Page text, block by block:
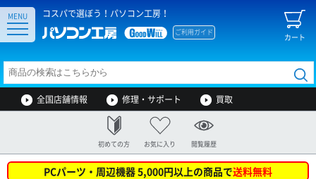
コスパで選ぼう！パソコン工房！
カート
ご利用ガイド
MENU
全国店舗情報 修理・サポート 買取
初めての方 お気に入り 閲覧履歴
PCパーツ・周辺機器 5,000円以上の商品で送料無料